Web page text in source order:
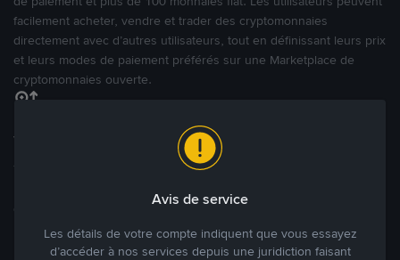
facilement acheter, vendre et trader des cryptomonnaies
directement avec d’autres utilisateurs, tout en définissant leurs prix
et leurs modes de paiement préférés sur une Marketplace de
cryptomonnaies ouverte.
Tradez à des prix avantageux pour vous
Tradez des cryptos en étant libres d’acheter et de vendre à votre
des annonces commerciales pour fixer vos propres prix.
Blog P2P Voir plus
Avis de service
Les détails de votre compte indiquent que vous essayez
d’accéder à nos services depuis une juridiction faisant